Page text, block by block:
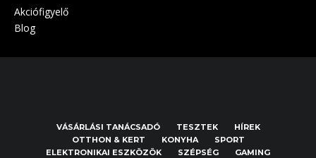
Akciófigyelő
Blog
VÁSÁRLÁSI TANÁCSADÓ TESZTEK
HÍREK
OTTHON & KERT
KONYHA
SPORT
ELEKTRONIKAI ESZKÖZÖK
SZÉPSÉG
GAMING